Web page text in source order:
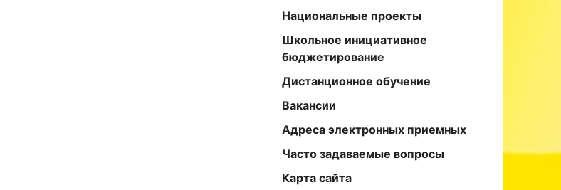
Национальные проекты
Школьное инициативное
бюджетирование
Дистанционное обучение
Вакансии
Адреса электронных приемных
Часто задаваемые вопросы
Карта сайта